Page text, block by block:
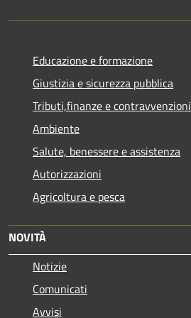
Educazione e formazione
Giustizia e sicurezza pubblica
Tributi,finanze e contravvenzioni
Ambiente
Salute, benessere e assistenza
Autorizzazioni
Agricoltura e pesca
NOVITÀ
Notizie
Comunicati
Avvisi